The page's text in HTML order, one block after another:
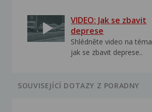
VIDEO: Jak se zbavit
deprese
Shlédněte video na téma
jak se zbavit deprese..
SOUVISEJÍCÍ DOTAZY Z PORADNY